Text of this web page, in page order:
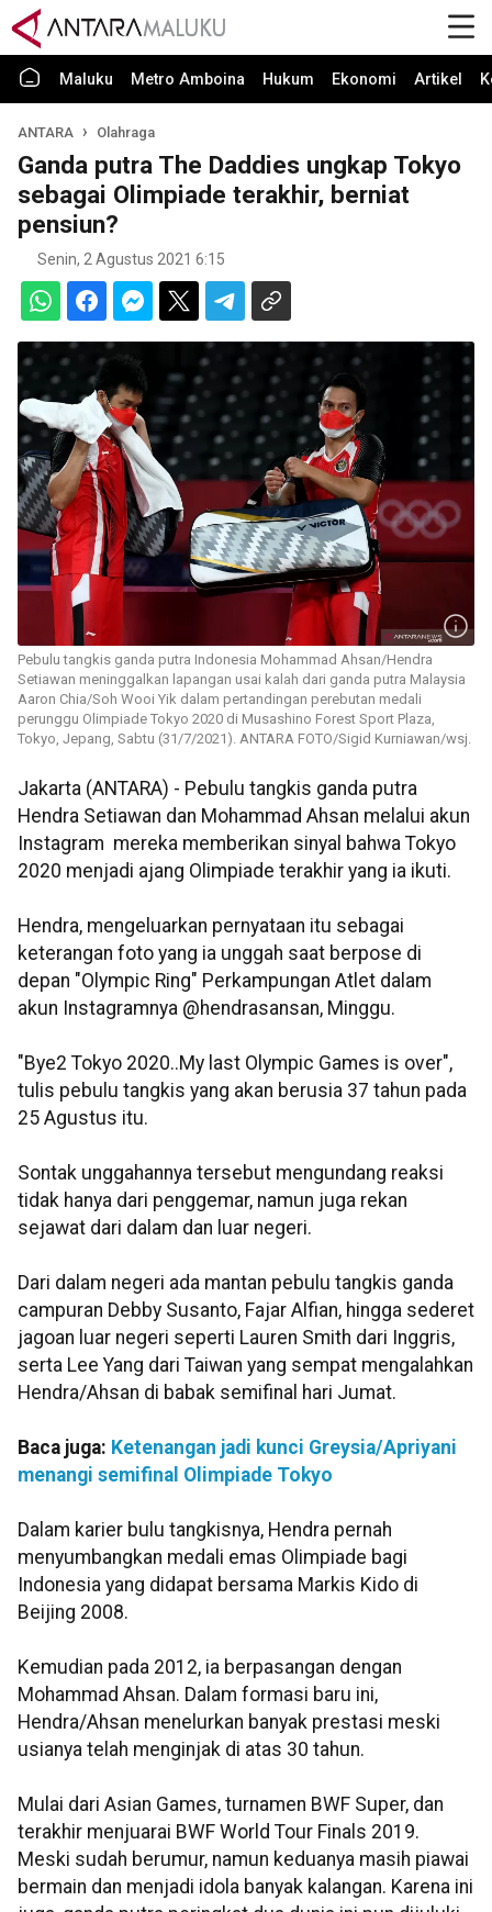
Maluku Metro Amboina Hukum Ekonomi Artikel
ANTARA Olahraga
Ganda putra The Daddies ungkap Tokyo
sebagai Olimpiade terakhir, berniat
pensiun?
Senin, 2 Agustus 2021 6:15
Pebulu tangkis ganda putra Indonesia Mohammad Ahsan/Hendra
Setiawan meninggalkan lapangan usai kalah dari ganda putra Malaysia
Aaron Chia/Soh Wooi Yik dalam pertandingan perebutan medali
perunggu Olimpiade Tokyo 2020 di Musashino Forest Sport Plaza,
Tokyo, Jepang, Sabtu (31/7/2021). ANTARA FOTO/Sigid Kurniawan/wsj.
Jakarta (ANTARA) - Pebulu tangkis ganda putra
Hendra Setiawan dan Mohammad Ahsan melalui akun
Instagram mereka memberikan sinyal bahwa Tokyo
2020 menjadi ajang Olimpiade terakhir yang ia ikuti.
Hendra, mengeluarkan pernyataan itu sebagai
keterangan foto yang ia unggah saat berpose di
depan "Olympic Ring" Perkampungan Atlet dalam
akun Instagramnya @hendrasansan, Minggu.
"Bye2 Tokyo 2020..My last Olympic Games is over",
tulis pebulu tangkis yang akan berusia 37 tahun pada
25 Agustus itu.
Sontak unggahannya tersebut mengundang reaksi
tidak hanya dari penggemar, namun juga rekan
sejawat dari dalam dan luar negeri.
Dari dalam negeri ada mantan pebulu tangkis ganda
campuran Debby Susanto, Fajar Alfian, hingga sederet
jagoan luar negeri seperti Lauren Smith dari Inggris,
serta Lee Yang dari Taiwan yang sempat mengalahkan
Hendra/Ahsan di babak semifinal hari Jumat.
Baca juga: Ketenangan jadi kunci Greysia/Apriyani
menangi semifinal Olimpiade Tokyo
Dalam karier bulu tangkisnya, Hendra pernah
menyumbangkan medali emas Olimpiade bagi
Indonesia yang didapat bersama Markis Kido di
Beijing 2008.
Kemudian pada 2012, ia berpasangan dengan
Mohammad Ahsan. Dalam formasi baru ini,
Hendra/Ahsan menelurkan banyak prestasi meski
usianya telah menginjak di atas 30 tahun.
Mulai dari Asian Games, turnamen BWF Super, dan
terakhir menjuarai BWF World Tour Finals 2019.
Meski sudah berumur, namun keduanya masih piawai
bermain dan menjadi idola banyak kalangan. Karena ini